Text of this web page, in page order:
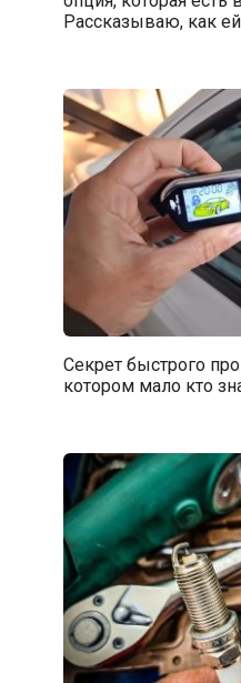
Рассказываю, как
Секрет быстрого
котором мало кто